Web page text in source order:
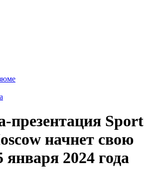
презентация Sport
начнет свою
января 2024 года